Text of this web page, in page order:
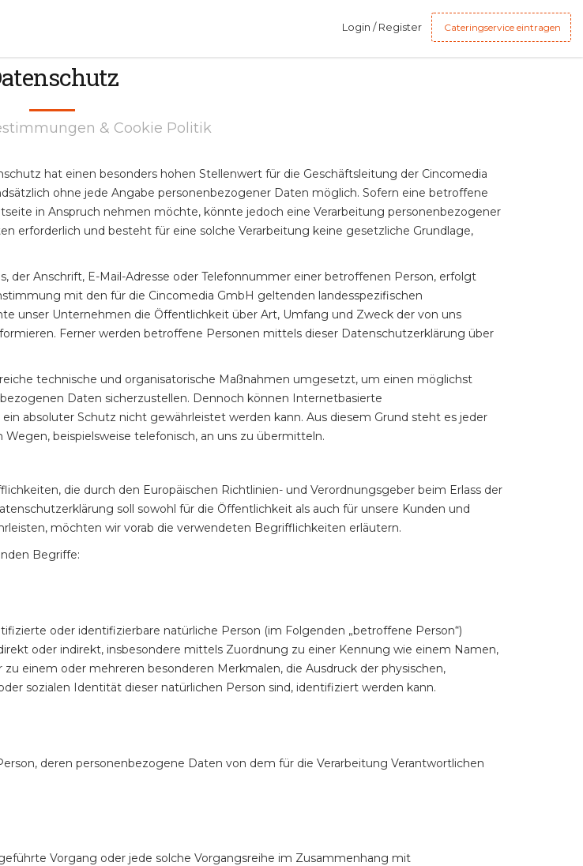
Login / Register Cateringservice eintragen
& Cookie Politik
hat einen besonders hohen Stellenwert für die Geschäftsleitung der Cincomedia
ohne jede Angabe personenbezogener Daten möglich. Sofern eine betroffene
in Anspruch nehmen möchte, könnte jedoch eine Verarbeitung personenbezogener
erforderlich und besteht für eine solche Verarbeitung keine gesetzliche Grundlage,
der Anschrift, E-Mail-Adresse oder Telefonnummer einer betroffenen Person, erfolgt
mit den für die Cincomedia GmbH geltenden landesspezifischen
unser Unternehmen die Öffentlichkeit über Art, Umfang und Zweck der von uns
Ferner werden betroffene Personen mittels dieser Datenschutzerklärung über
technische und organisatorische Maßnahmen umgesetzt, um einen möglichst
Daten sicherzustellen. Dennoch können Internetbasierte
absoluter Schutz nicht gewährleistet werden kann. Aus diesem Grund steht es jeder
beispielsweise telefonisch, an uns zu übermitteln.
die durch den Europäischen Richtlinien- und Verordnungsgeber beim Erlass der
soll sowohl für die Öffentlichkeit als auch für unsere Kunden und
möchten wir vorab die verwendeten Begrifflichkeiten erläutern.
Begriffe:
oder identifizierbare natürliche Person (im Folgenden „betroffene Person“)
oder indirekt, insbesondere mittels Zuordnung zu einer Kennung wie einem Namen,
einem oder mehreren besonderen Merkmalen, die Ausdruck der physischen,
sozialen Identität dieser natürlichen Person sind, identifiziert werden kann.
deren personenbezogene Daten von dem für die Verarbeitung Verantwortlichen
Vorgang oder jede solche Vorgangsreihe im Zusammenhang mit